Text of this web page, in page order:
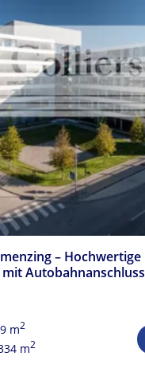
– Hochwertige
Autobahnanschluss
m2
m2